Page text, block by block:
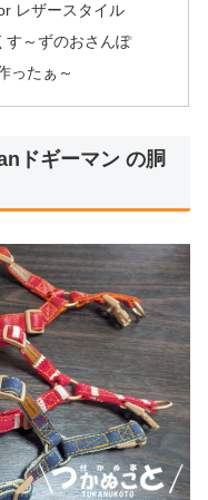
レザースタイル
す～ずのおさんぽ
ったぁ～
ドギーマン の胴